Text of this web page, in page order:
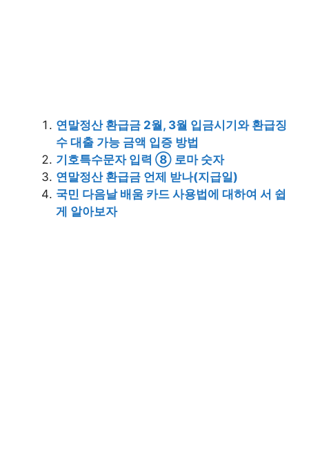
연말정산 환급금 2월, 3월 입금시기와 환급징
수 대출 가능 금액 입증 방법
기호특수문자 입력 ⑧ 로마 숫자
연말정산 환급금 언제 받나(지급일)
국민 다음날 배움 카드 사용법에 대하여 서 쉽
게 알아보자